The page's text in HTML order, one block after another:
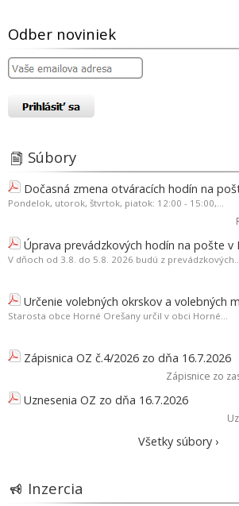
Odber noviniek
Súbory
Dočasná zmena otváracích hodín na
Pondelok, utorok, štvrtok, piatok: 12:00 - 15:00,...
Úprava prevádzkových hodín na pošte v
V dňoch od 3.8. do 5.8. 2026 budú z
Určenie volebných okrskov a volebných
Starosta obce Horné Orešany určil v obci Horné...
Zápisnica OZ č.4/2026 zo dňa 16.7.2026
Zápisnice zo
Uznesenia OZ zo dňa 16.7.2026
Všetky súbory ›
Inzercia